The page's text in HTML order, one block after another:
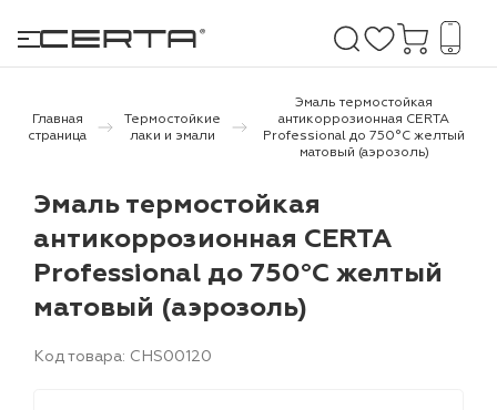
и дачи
бетону,
Главная
страница
Термостойкие
лаки и эмали
Эмаль термостойкая
антикоррозионная CERTA
Professional до 750°С желтый
матовый (аэрозоль)
Эмаль термостойкая
антикоррозионная CERTA
Professional до 750°С желтый
матовый (аэрозоль)
Код товара: CHS00120